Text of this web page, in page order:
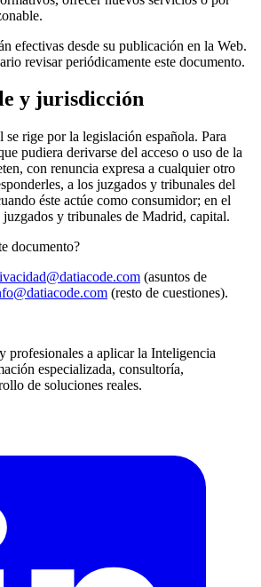
efectivas desde su publicación en la Web.
revisar periódicamente este documento.
y jurisdicción
rige por la legislación española. Para
pudiera derivarse del acceso o uso de la
con renuncia expresa a cualquier otro
a los juzgados y tribunales del
éste actúe como consumidor; en el
juzgados y tribunales de Madrid, capital.
documento?
(asuntos de
(resto de cuestiones).
profesionales a aplicar la Inteligencia
especializada, consultoría,
de soluciones reales.